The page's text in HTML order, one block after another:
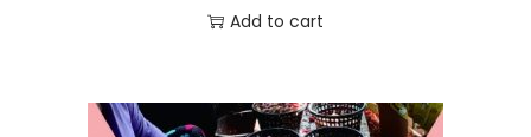
Add to cart